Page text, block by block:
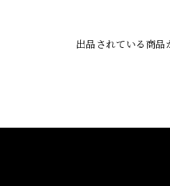
出品されている商品